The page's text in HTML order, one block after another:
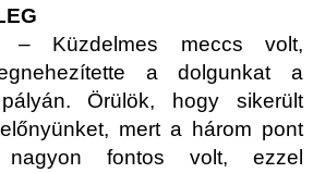
– Küzdelmes meccs volt,
a dolgunkat a
Örülök, hogy sikerült
mert a három pont
nagyon fontos volt, ezzel